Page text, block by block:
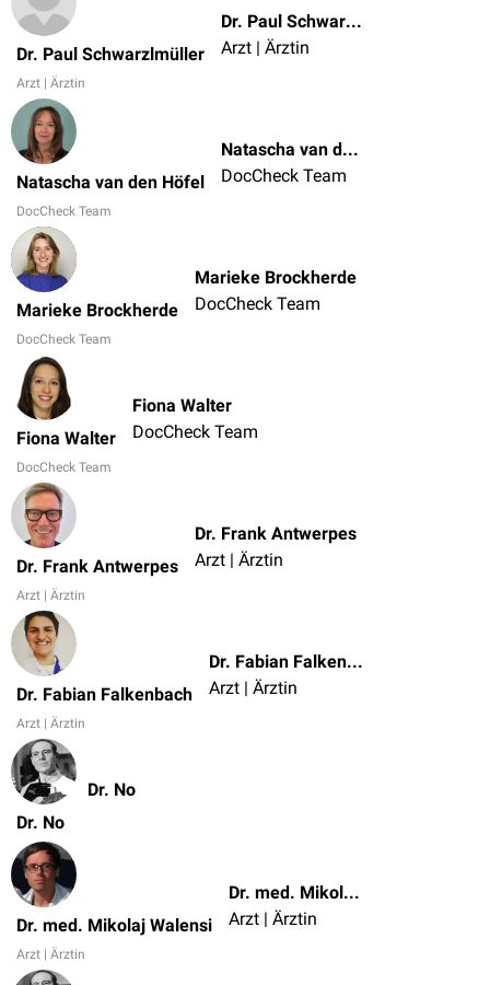
Dr. Paul Schwarzlmüller
Arzt | Ärztin
Dr. Paul Schwarzlmüller
Arzt | Ärztin
Natascha van den Höfel
DocCheck Team
Natascha van den Höfel
DocCheck Team
Marieke Brockherde
DocCheck Team
Marieke Brockherde
DocCheck Team
Fiona Walter
DocCheck Team
Fiona Walter
DocCheck Team
Dr. Frank Antwerpes
Arzt | Ärztin
Dr. Frank Antwerpes
Arzt | Ärztin
Dr. Fabian Falkenbach
Arzt | Ärztin
Dr. Fabian Falkenbach
Arzt | Ärztin
Dr. No
Dr. No
Dr. med. Mikolaj Walensi
Arzt | Ärztin
Dr. med. Mikolaj Walensi
Arzt | Ärztin